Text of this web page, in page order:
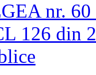
nr. 60
126 din